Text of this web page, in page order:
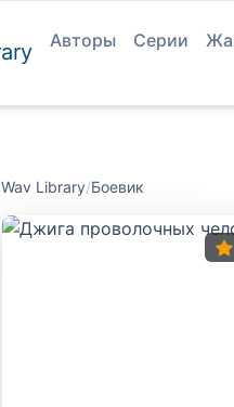
Авторы Серии
Wav Library/Боевик